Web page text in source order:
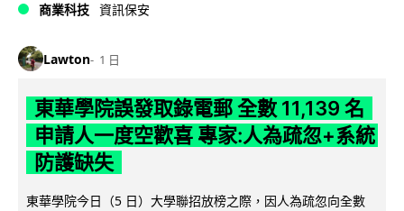
商業科技 資訊保安
Lawton 1 日
東華學院誤發取錄電郵 全數 11,139 名
申請人一度空歡喜 專家:人為疏忽+系統
防護缺失
東華學院今日（5 日）大學聯招放榜之際，因人為疏忽向全數